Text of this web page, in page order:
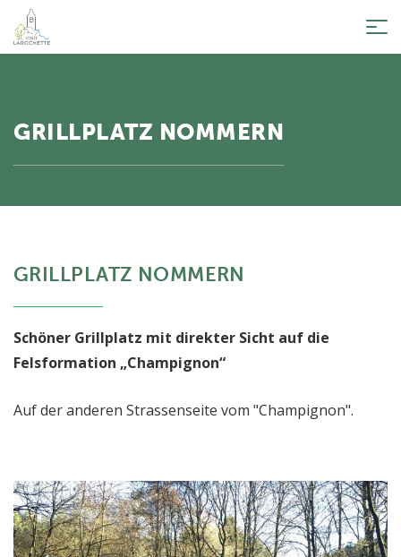
GRILLPLATZ NOMMERN
GRILLPLATZ NOMMERN
Schöner Grillplatz mit direkter Sicht auf die
Felsformation „Champignon“
Auf der anderen Strassenseite vom "Champignon".